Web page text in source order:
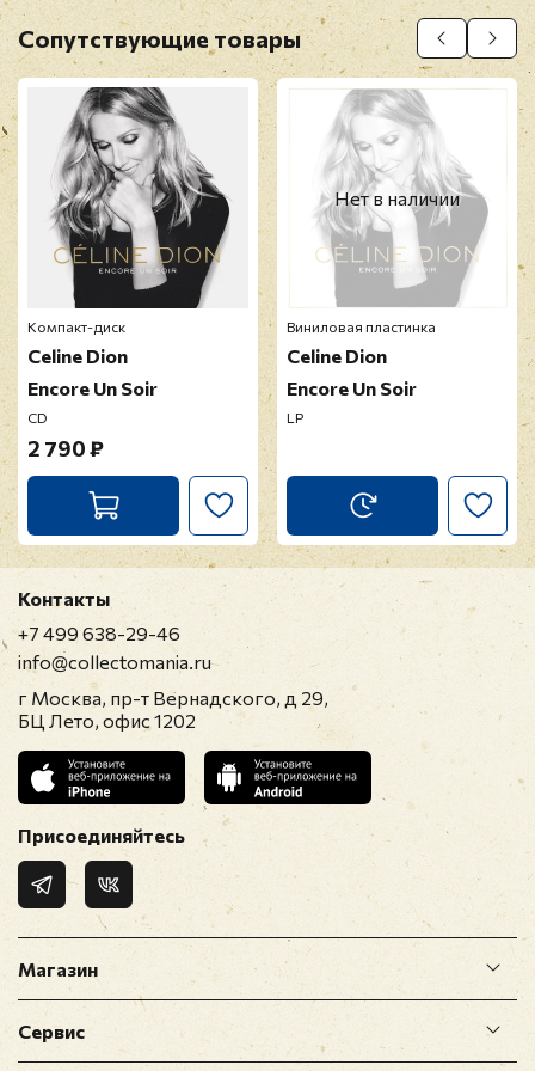
Оставить отзыв
Перед публикацией отзывы проходят
модерацию
Сопутствующие товары
Компакт-диск
Celine Dion
Encore Un Soir
CD
2 790 ₽
Нет в наличии
Виниловая пластинка
Celine Dion
Encore Un Soir
LP
Магазин
Сервис
Контакты
+7 499 638-29-46
info@collectomania.ru
г Москва, пр-т Вернадского, д 29,
БЦ Лето, офис 1202
Присоединяйтесь